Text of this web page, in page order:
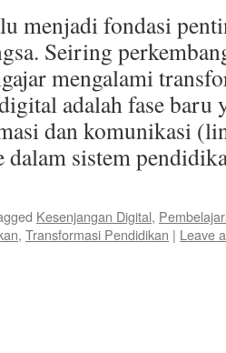
menjadi fondasi
Seiring
mengalami
adalah fase baru
dan komunikasi
dalam sistem
Kesenjangan Digital,
, Transformasi Pendidikan | Leave